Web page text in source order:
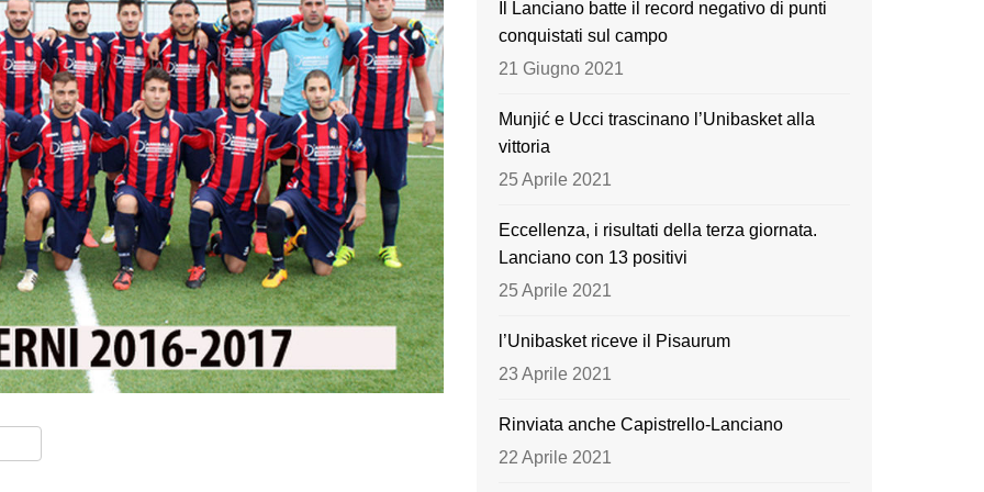
o
k
e
Il Lanciano batte il record negativo di punti
conquistati sul campo
21 Giugno 2021
Munjić e Ucci trascinano l’Unibasket alla
vittoria
25 Aprile 2021
Eccellenza, i risultati della terza giornata.
Lanciano con 13 positivi
25 Aprile 2021
l’Unibasket riceve il Pisaurum
23 Aprile 2021
Rinviata anche Capistrello-Lanciano
22 Aprile 2021